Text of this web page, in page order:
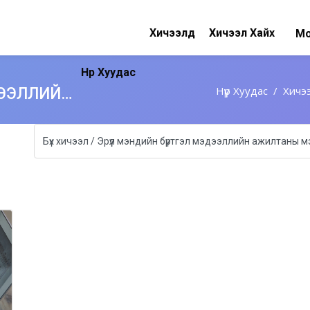
Хичээл Хайх
Хичээлүүд
Нүүр Хуудас
ЭРҮҮЛ МЭНДИЙН БҮРТГЭЛ МЭДЭЭЛЛИЙН АЖИЛТАНЫ МЭРГЭЖИЛ ОЛГОХ, ДЭЭШЛҮҮЛЭХ СУРГАЛТ Нүүр Хуудас